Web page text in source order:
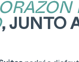
, JUNTO